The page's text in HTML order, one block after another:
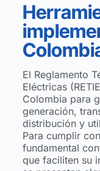
El Reglamento
Eléctricas
Colombia para
generación,
distribución y
Para cumplir
fundamental
que faciliten su